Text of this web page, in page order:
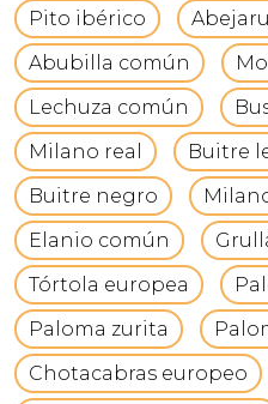
Pito ibérico
Abubilla común
Lechuza común
Milano real
Buitre
Buitre negro
Elanio común
Tórtola europea
Paloma zurita
Chotacabras europeo